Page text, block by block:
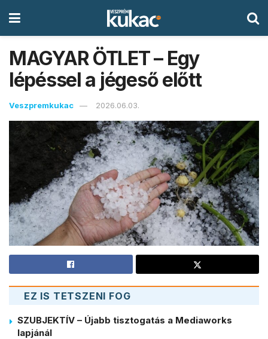
MAGYAR ÖTLET – Egy
lépéssel a jégeső előtt
Veszpremkukac 2026.06.03.
EZ IS TETSZENI FOG
SZUBJEKTÍV – Újabb tisztogatás a Mediaworks
lapjánál